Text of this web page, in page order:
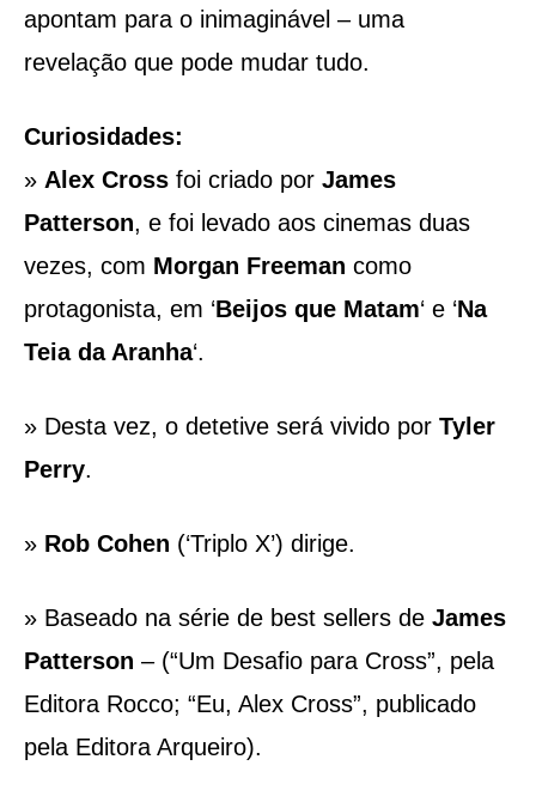
apontam para o inimaginável – uma
revelação que pode mudar tudo.
Curiosidades:
» Alex Cross foi criado por James
Patterson, e foi levado aos cinemas duas
vezes, com Morgan Freeman como
protagonista, em ‘Beijos que Matam‘ e ‘Na
Teia da Aranha‘.
» Desta vez, o detetive será vivido por Tyler
Perry.
» Rob Cohen (‘Triplo X’) dirige.
» Baseado na série de best sellers de James
Patterson – (“Um Desafio para Cross”, pela
Editora Rocco; “Eu, Alex Cross”, publicado
pela Editora Arqueiro).